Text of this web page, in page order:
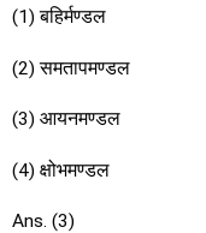
(1) बहिर्मण्डल
(2) समतापमण्डल
(3) आयनमण्डल
(4) क्षोभमण्डल
Ans. (3)